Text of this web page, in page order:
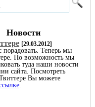
Новости
[29.03.2012]
Теперь мы
По возможность мы
туда наши новости
сайта. Посмотреть
Вы можете